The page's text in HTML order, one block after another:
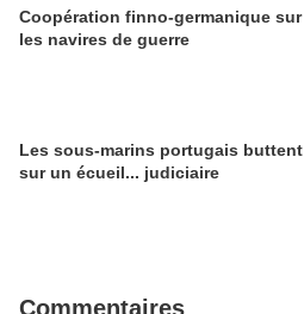
Coopération finno-germanique sur
les navires de guerre
Les sous-marins portugais buttent
sur un écueil... judiciaire
Commentaires